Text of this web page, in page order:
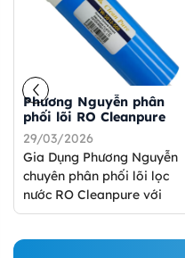
Phương Nguyễn phân
phối lõi RO Cleanpure
29/03/2026
Gia Dụng Phương Nguyễn
chuyên phân phối lõi lọc
nước RO Cleanpure với
các model TW-3012-300G-